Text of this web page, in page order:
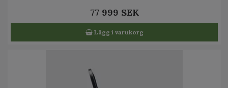
77 999 SEK
Lägg i varukorg